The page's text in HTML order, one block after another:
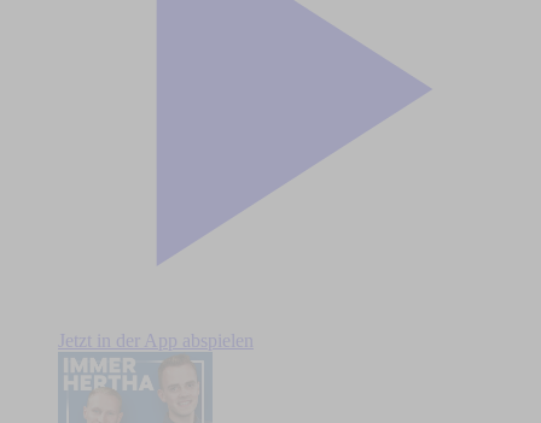
Jetzt in der App abspielen